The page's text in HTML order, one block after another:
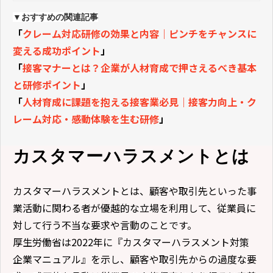
▼おすすめの関連記事
「クレーム対応研修の効果と内容｜ピンチをチャンスに
変える成功ポイント」
「接客マナーとは？企業が人材育成で押さえるべき基本
と研修ポイント」
「人材育成に課題を抱える接客業必見｜接客力向上・ク
レーム対応・感動体験を生む研修」
カスタマーハラスメントとは
カスタマーハラスメントとは、顧客や取引先といった事
業活動に関わる者が優越的な立場を利用して、従業員に
対して行う不当な要求や言動のことです。
厚生労働省は2022年に『カスタマーハラスメント対策
企業マニュアル』を示し、顧客や取引先からの過度な要